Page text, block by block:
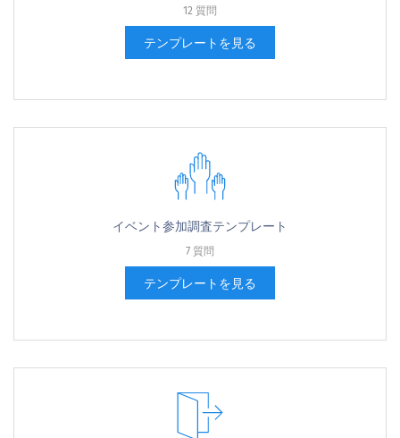
12 質問
テンプレートを見る
イベント参加調査テンプレート
7 質問
テンプレートを見る